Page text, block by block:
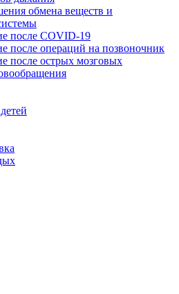
обмена веществ и
после COVID-19
после операций на позвоночник
после острых мозговых